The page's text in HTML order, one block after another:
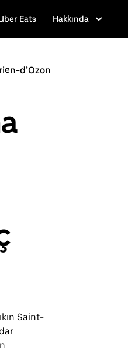
Eats Hakkında
d’Ozon
Saint-